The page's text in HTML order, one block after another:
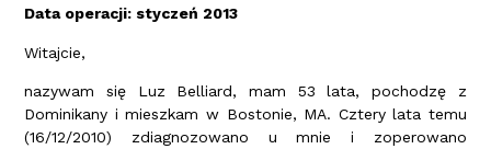
Data operacji: styczeń 2013
Witajcie,
nazywam się Luz Belliard, mam 53 lata, pochodzę z
Dominikany i mieszkam w Bostonie, MA. Cztery lata temu
(16/12/2010) zdiagnozowano u mnie i zoperowano